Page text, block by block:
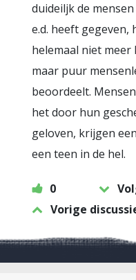
duideiljk de
e.d. heeft gegeven,
helemaal niet
maar puur
beoordeelt.
het door hun
geloven, krijgen
een teen in de hel.
0
Vorige